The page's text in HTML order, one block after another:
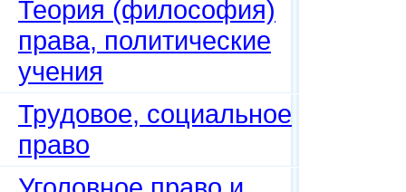
Теория (философия)
права, политические
учения
Трудовое, социальное
право